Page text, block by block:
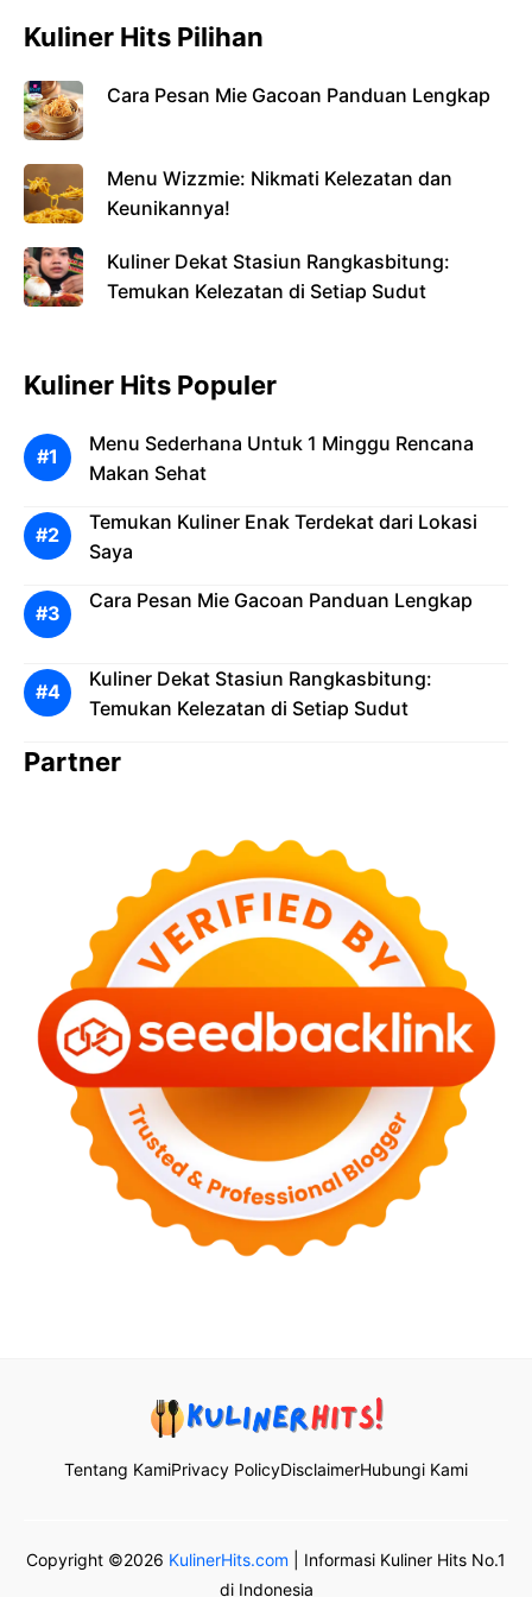
Kuliner Hits Pilihan
Cara Pesan Mie Gacoan Panduan Lengkap
Menu Wizzmie: Nikmati Kelezatan dan
Keunikannya!
Kuliner Dekat Stasiun Rangkasbitung:
Temukan Kelezatan di Setiap Sudut
Kuliner Hits Populer
Menu Sederhana Untuk 1 Minggu Rencana
Makan Sehat
Temukan Kuliner Enak Terdekat dari Lokasi
Saya
Cara Pesan Mie Gacoan Panduan Lengkap
Kuliner Dekat Stasiun Rangkasbitung:
Temukan Kelezatan di Setiap Sudut
Partner
Tentang KamiPrivacy PolicyDisclaimerHubungi Kami
Copyright ©2026 KulinerHits.com | Informasi Kuliner Hits No.1
di Indonesia